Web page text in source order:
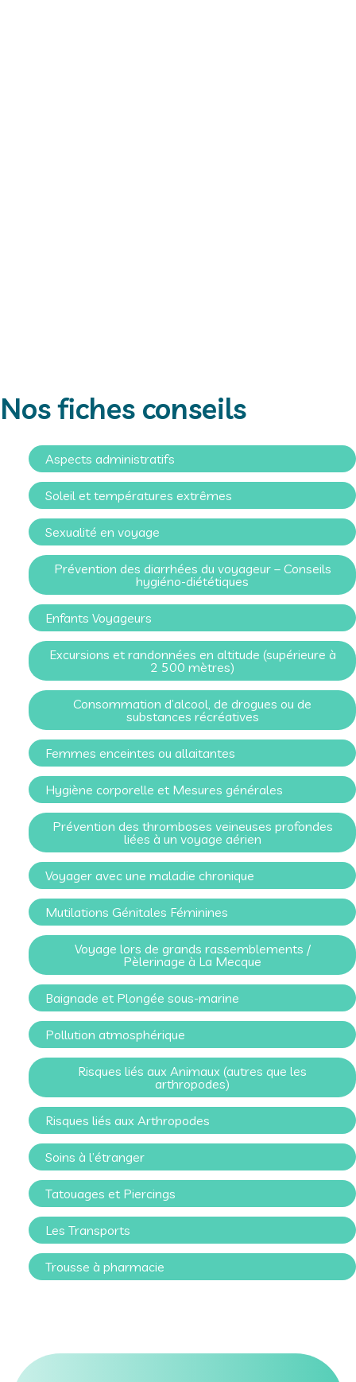
Nos fiches conseils
Aspects administratifs
Soleil et températures extrêmes
Sexualité en voyage
Prévention des diarrhées du voyageur – Conseils
hygiéno-diététiques
Enfants Voyageurs
Excursions et randonnées en altitude (supérieure à
2 500 mètres)
Consommation d’alcool, de drogues ou de
substances récréatives
Femmes enceintes ou allaitantes
Hygiène corporelle et Mesures générales
Prévention des thromboses veineuses profondes
liées à un voyage aérien
Voyager avec une maladie chronique
Mutilations Génitales Féminines
Voyage lors de grands rassemblements /
Pèlerinage à La Mecque
Baignade et Plongée sous-marine
Pollution atmosphérique
Risques liés aux Animaux (autres que les
arthropodes)
Risques liés aux Arthropodes
Soins à l’étranger
Tatouages et Piercings
Les Transports
Trousse à pharmacie